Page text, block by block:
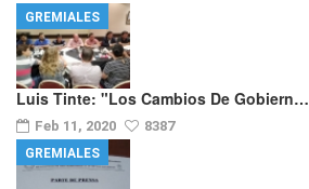
Luis Tinte: "los Cambios De Gobiern…
Feb 11, 2020 8387
GREMIALES
GREMIALES